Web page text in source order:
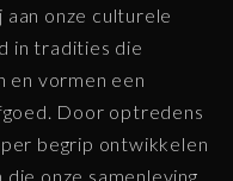
onze culturele
in tradities die
en vormen een
Door optredens
begrip ontwikkelen
onze samenleving